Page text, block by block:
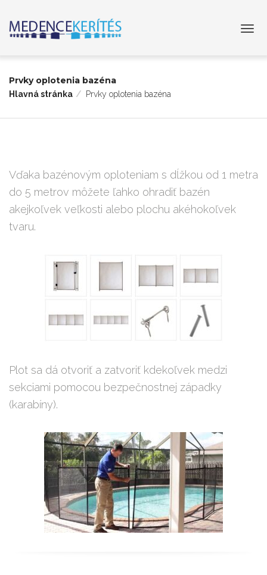
Prvky oplotenia bazéna
Hlavná stránka Prvky oplotenia bazéna
Vďaka bazénovým oploteniam s dĺžkou od 1 metra
do 5 metrov môžete ľahko ohradiť bazén
akejkoľvek veľkosti alebo plochu akéhokoľvek
tvaru.
Plot sa dá otvoriť a zatvoriť kdekoľvek medzi
sekciami pomocou bezpečnostnej západky
(karabíny).